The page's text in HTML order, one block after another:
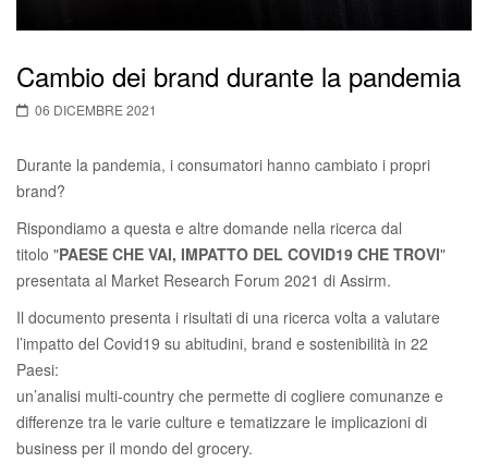
Cambio dei brand durante la pandemia
06 DICEMBRE 2021
Durante la pandemia, i consumatori hanno cambiato i propri
brand?
Rispondiamo a questa e altre domande nella ricerca dal
titolo "PAESE CHE VAI, IMPATTO DEL COVID19 CHE TROVI"
presentata al Market Research Forum 2021 di Assirm.
Il documento presenta i risultati di una ricerca volta a valutare
l’impatto del Covid19 su abitudini, brand e sostenibilità in 22
Paesi:
un’analisi multi-country che permette di cogliere comunanze e
differenze tra le varie culture e tematizzare le implicazioni di
business per il mondo del grocery.